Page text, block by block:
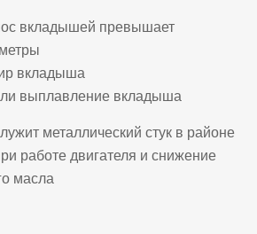
вкладышей превышает
вкладыша
выплавление вкладыша
металлический стук в районе
работе двигателя и снижение
масла